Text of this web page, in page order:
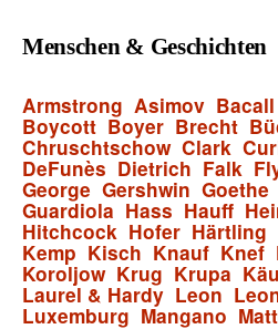
Menschen & Geschichten
Armstrong Asimov Bacall
Boycott Boyer Brecht
Chruschtschow Clark
DeFunès Dietrich Falk
George Gershwin Goethe
Guardiola Hass Hauff
Hitchcock Hofer Härtling
Kemp Kisch Knauf Knef
Koroljow Krug Krupa
Laurel & Hardy Leon
Luxemburg Mangano